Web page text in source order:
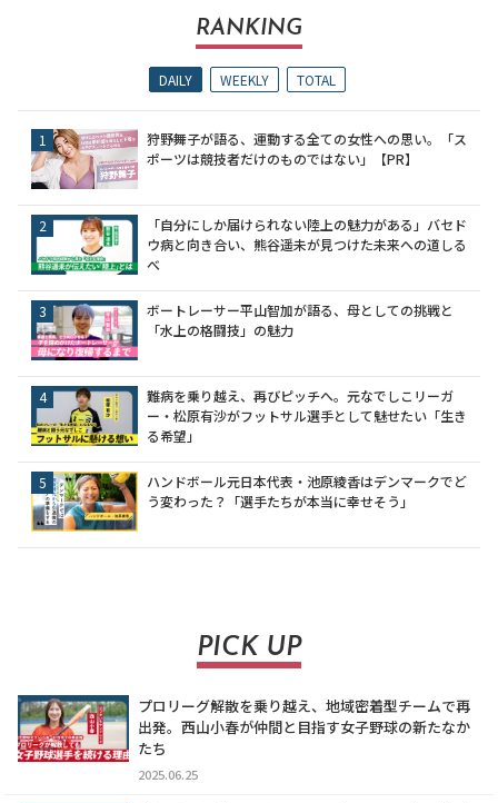
RANKING
DAILY WEEKLY TOTAL
狩野舞子が語る、運動する全ての女性への思い。「ス
ポーツは競技者だけのものではない」【PR】
「自分にしか届けられない陸上の魅力がある」バセド
ウ病と向き合い、熊谷遥未が見つけた未来への道しる
べ
ボートレーサー平山智加が語る、母としての挑戦と
「水上の格闘技」の魅力
難病を乗り越え、再びピッチへ。元なでしこリーガ
ー・松原有沙がフットサル選手として魅せたい「生き
る希望」
ハンドボール元日本代表・池原綾香はデンマークでど
う変わった？「選手たちが本当に幸せそう」
PICK UP
プロリーグ解散を乗り越え、地域密着型チームで再
出発。西山小春が仲間と目指す女子野球の新たなか
たち
2025.06.25